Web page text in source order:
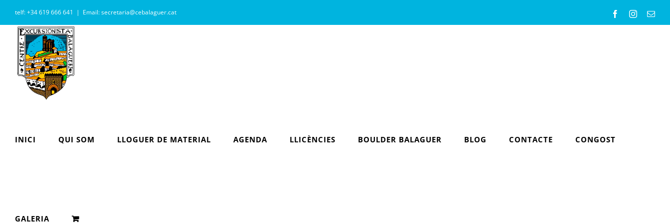
to
content
telf: +34 619 666 641 | Email: secretaria@cebalaguer.cat FacebookInstagram
INICI QUI SOM LLOGUER DE MATERIAL AGENDA LLICÈNCIES BOULDER BALAGUER BLOG CONTACTE CONGOST
GALERIA